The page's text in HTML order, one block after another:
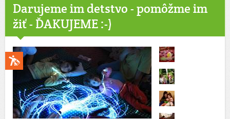
Darujeme im detstvo - pomôžme im
žiť - ĎAKUJEME :-)